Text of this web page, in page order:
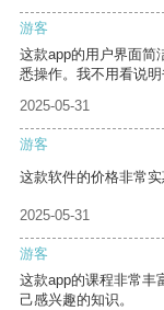
游客
这款app的用户界面简
悉操作。我不用看说明
2025-05-31
游客
这款软件的价格非常实
2025-05-31
游客
这款app的课程非常丰
己感兴趣的知识。